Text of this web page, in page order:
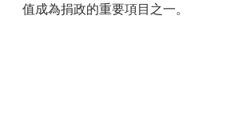
值成為捐政的重要項目之一。